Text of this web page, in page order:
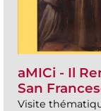
aMICi - Il
San
Visite